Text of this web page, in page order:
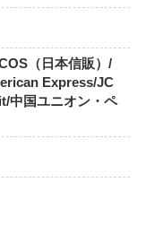
（日本信販）/
Express/JC
中国ユニオン・ペ